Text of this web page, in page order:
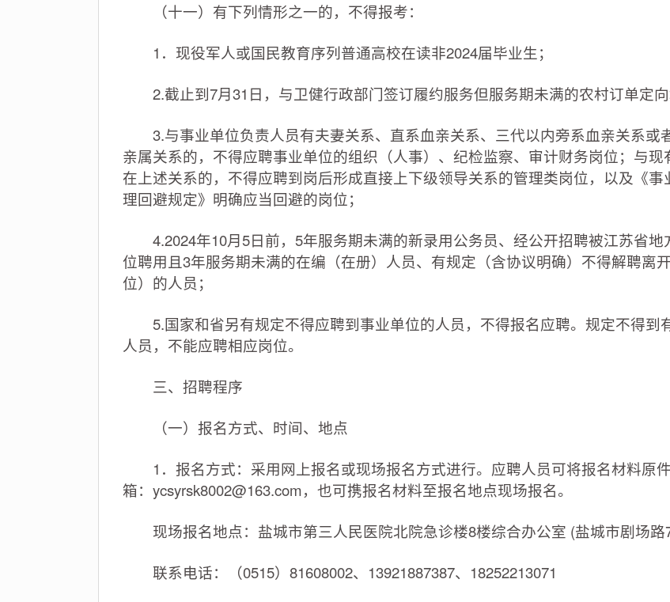
（十一）有下列情形之一的，不得报考：
1．现役军人或国民教育序列普通高校在读非2024届毕业生；
2.截止到7月31日，与卫健行政部门签订履约服务但服务期未满的农村订单定向
3.与事业单位负责人员有夫妻关系、直系血亲关系、三代以内旁系血亲关系或
亲属关系的，不得应聘事业单位的组织（人事）、纪检监察、审计财务岗位；与现
在上述关系的，不得应聘到岗后形成直接上下级领导关系的管理类岗位，以及《事
理回避规定》明确应当回避的岗位；
4.2024年10月5日前，5年服务期未满的新录用公务员、经公开招聘被江苏省地
位聘用且3年服务期未满的在编（在册）人员、有规定（含协议明确）不得解聘离
位）的人员；
5.国家和省另有规定不得应聘到事业单位的人员，不得报名应聘。规定不得到
人员，不能应聘相应岗位。
三、招聘程序
（一）报名方式、时间、地点
1．报名方式：采用网上报名或现场报名方式进行。应聘人员可将报名材料原
箱： ycsyrsk8002@163.com，也可携报名材料至报名地点现场报名。
现场报名地点：盐城市第三人民医院北院急诊楼8楼综合办公室 (盐城市剧场路
联系电话：（0515）81608002、13921887387、18252213071